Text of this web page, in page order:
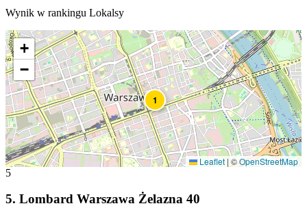
Wynik w rankingu Lokalsy
1
+
−
Leaflet | ©OpenStreetMap
5
5. Lombard Warszawa Żelazna 40